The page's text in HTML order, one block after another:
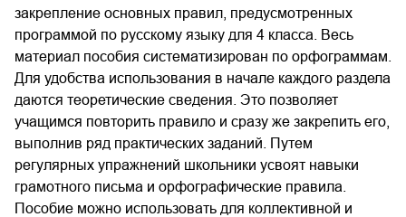
закрепление основных правил, предусмотренных
программой по русскому языку для 4 класса. Весь
материал пособия систематизирован по орфограммам.
Для удобства использования в начале каждого раздела
даются теоретические сведения. Это позволяет
учащимся повторить правило и сразу же закрепить его,
выполнив ряд практических заданий. Путем
регулярных упражнений школьники усвоят навыки
грамотного письма и орфографические правила.
Пособие можно использовать для коллективной и